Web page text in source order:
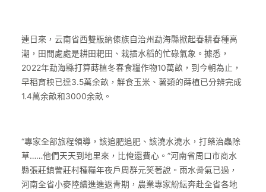
連日來，云南省西雙版納傣族自治州勐海縣掀起春耕春種高
潮，田間處處是耕田耙田、栽插水稻的忙碌氣象。據悉，
2022年勐海縣打算蒔植冬春食糧作物10萬畝，到今朝為止，
早稻育秧已達3.5萬余畝，鮮食玉米、薯類的蒔植已分辨完成
1.4萬余畝和3000余畝。
“專家全部旅程領導，該追肥追肥、該澆水澆水，打藥治蟲除
草……他們天天到地里來，比俺還費心。”河南省周口市商水
縣張莊鎮訾莊村種糧年夜戶周群元笑著說。雨水骨氣已過，
河南全省小麥陸續進進返青期，農業專家紛紜奔赴全省各地